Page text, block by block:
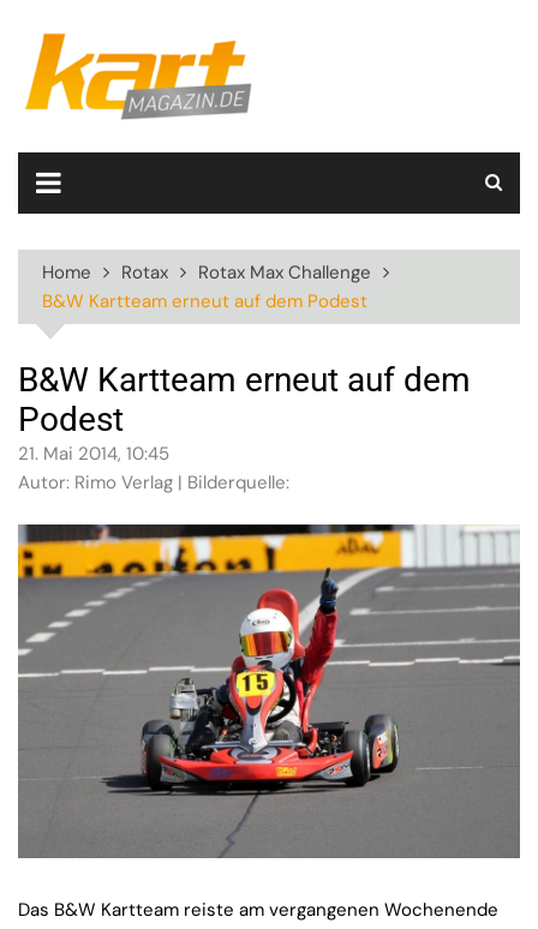
content
Home Rotax
Rotax Max Challenge
B&W Kartteam erneut auf dem Podest
B&W Kartteam erneut auf dem
Podest
21. Mai 2014, 10:45
Autor: Rimo Verlag | Bilderquelle:
Das B&W Kartteam reiste am vergangenen Wochenende